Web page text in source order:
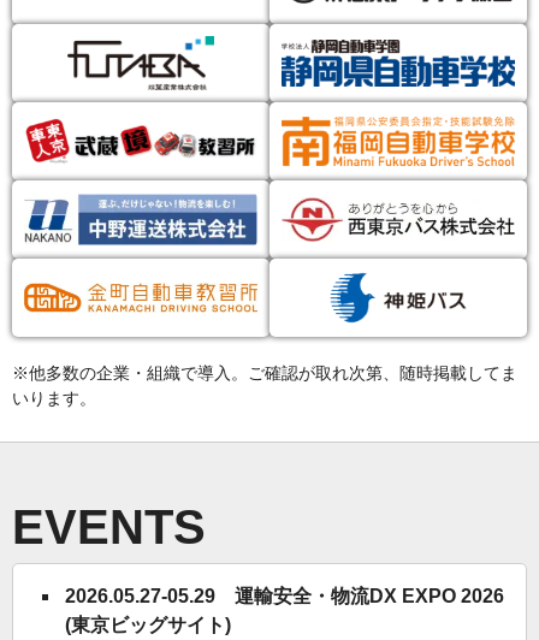
※他多数の企業・組織で導入。ご確認が取れ次第、随時掲載してま
いります。
EVENTS
2026.05.27-05.29 運輸安全・物流DX EXPO 2026
(東京ビッグサイト)